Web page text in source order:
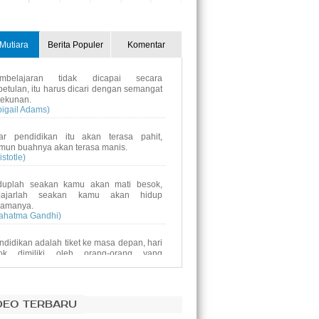
Berita Populer Komentar
tidak dicapai secara
itu harus dicari dengan semangat
Adams)
pendidikan itu akan terasa pahit,
buahnya akan terasa manis.
seakan kamu akan mati besok,
seakan kamu akan hidup
Gandhi)
adalah tiket ke masa depan, hari
dimiliki oleh orang-orang yang
bukanlah persiapan untuk hidup,
TERBARU